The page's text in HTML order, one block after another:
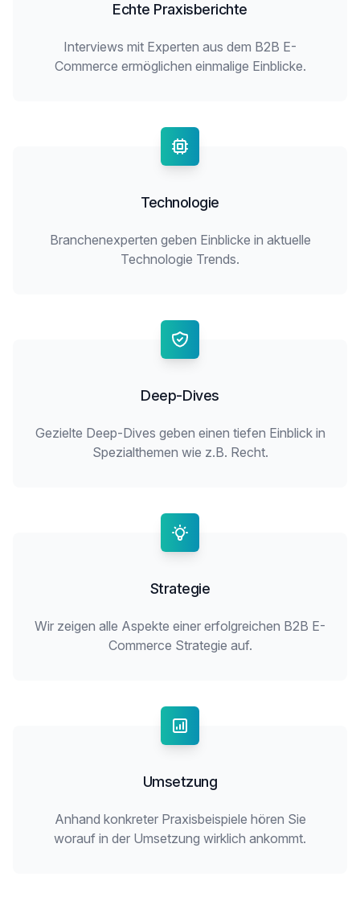
Echte Praxisberichte
Interviews mit Experten aus dem B2B E-
Commerce ermöglichen einmalige Einblicke.
Technologie
Branchenexperten geben Einblicke in aktuelle
Technologie Trends.
Deep-Dives
Gezielte Deep-Dives geben einen tiefen Einblick in
Spezialthemen wie z.B. Recht.
Strategie
Wir zeigen alle Aspekte einer erfolgreichen B2B E-
Commerce Strategie auf.
Umsetzung
Anhand konkreter Praxisbeispiele hören Sie
worauf in der Umsetzung wirklich ankommt.